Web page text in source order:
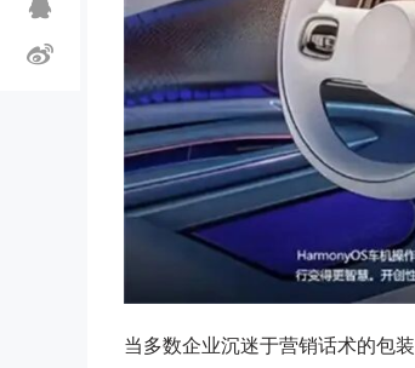
当多数企业沉迷于营销话术的包